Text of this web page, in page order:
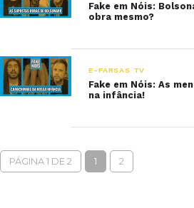
Fake em Nóis:
obra mesmo?
E-FARSAS TV
Fake em Nóis: As
na infância!
PÁGINA 1 DE 2 1 2